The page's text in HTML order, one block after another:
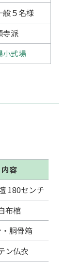
５名様
寺派
小式場
内容
180センチ
布棺
胴骨箱
ン仏衣